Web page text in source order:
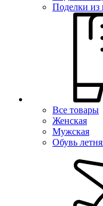
Поделки из
Все товары
Женская
Мужская
Обувь